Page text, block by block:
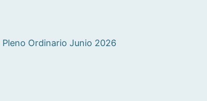
Pleno Ordinario Junio 2026